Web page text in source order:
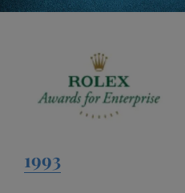
1993